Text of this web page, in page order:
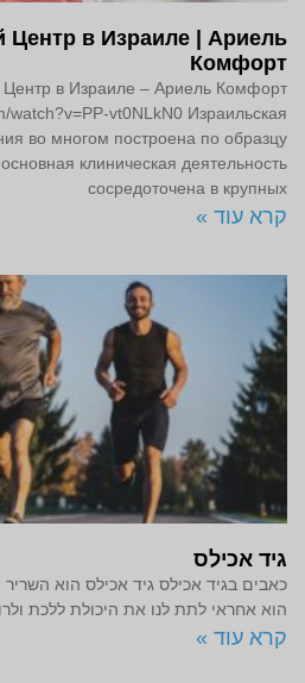
Центр в Израиле | Ариель
Комфорт
Центр в Израиле – Ариель Комфорт
watch?v=PP-vt0NLkN0 Израильская
во многом построена по образцу
клиническая деятельность
сосредоточена в крупных
קרא עוד »
גיד אכילס
כאבים בגיד אכילס גיד אכילס הוא
הוא אחראי לתת לנו את היכולת ללכת
קרא עוד »